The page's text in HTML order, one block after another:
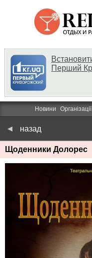
Перший
Новини Організації
назад
Щоденники Долорес